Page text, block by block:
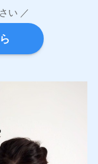
い ／